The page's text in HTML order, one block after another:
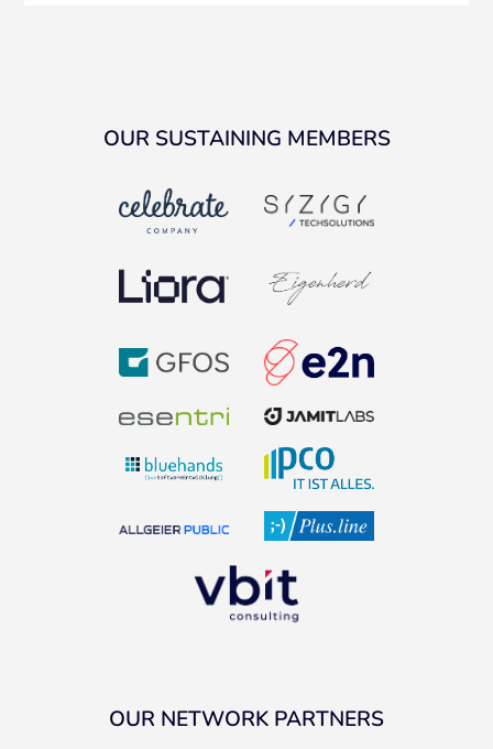
OUR SUSTAINING MEMBERS
OUR NETWORK PARTNERS